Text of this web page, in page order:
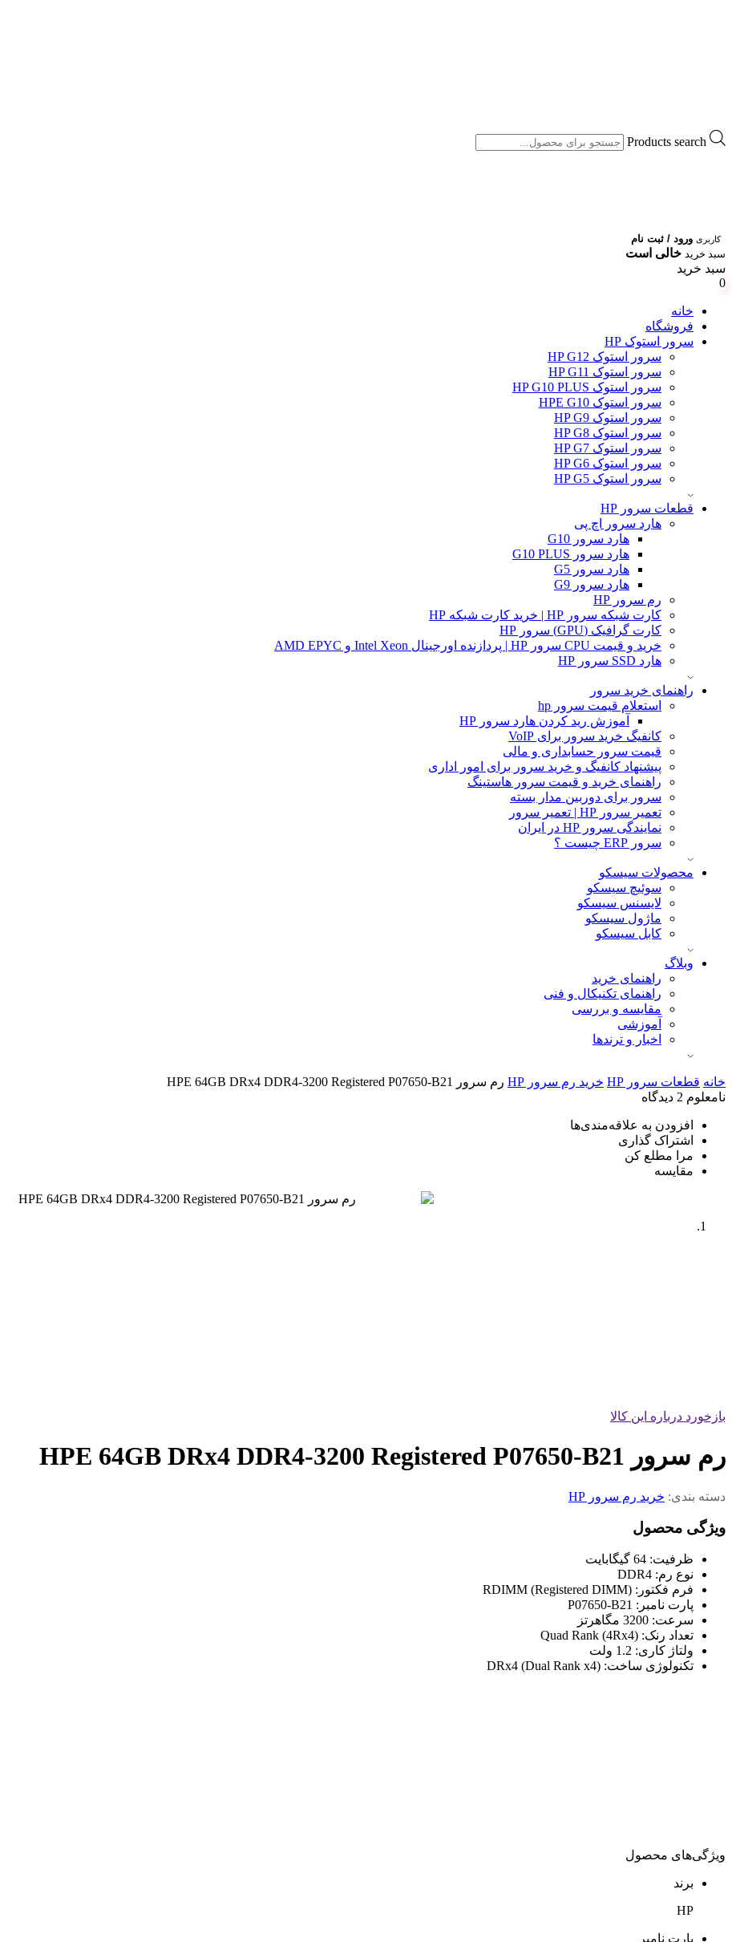
Products search
کاربری ورود / ثبت نام
سبد خرید خالی است
سبد خرید
0
خانه
فروشگاه
سرور استوک HP
سرور استوک HP G12
سرور استوک HP G11
سرور استوک HP G10 PLUS
سرور استوک HPE G10
سرور استوک HP G9
سرور استوک HP G8
سرور استوک HP G7
سرور استوک HP G6
سرور استوک HP G5
قطعات سرور HP
هارد سرور اچ پی
هارد سرور G10
هارد سرور G10 PLUS
هارد سرور G5
هارد سرور G9
رم سرور HP
کارت شبکه سرور HP | خرید کارت شبکه HP
کارت گرافیک (GPU) سرور HP
خرید و قیمت CPU سرور HP | پردازنده اورجینال Intel Xeon و AMD EPYC
هارد SSD سرور HP
راهنمای خرید سرور
استعلام قیمت سرور hp
آموزش ريد كردن هارد سرور HP
کانفیگ خرید سرور برای VoIP
قیمت سرور حسابداری و مالی
پیشنهاد کانفیگ و خرید سرور برای امور اداری
راهنمای خرید و قیمت سرور هاستینگ
سرور برای دوربین مدار بسته
تعمیر سرور HP | تعمیر سرور
نمایندگی سرور HP در ایران
سرور ERP چیست ؟
محصولات سیسکو
سوئیچ سیسکو
لایسنس سیسکو
ماژول سیسکو
کابل سیسکو
وبلاگ
راهنمای خرید
راهنمای تکنیکال و فنی
مقایسه و بررسی
آموزشی
اخبار و ترندها
خانه قطعات سرور HP خرید رم سرور HP
رم سرور HPE 64GB DRx4 DDR4-3200 Registered P07650-B21
نامعلوم 2 دیدگاه
افزودن به علاقه‌مندی‌ها
اشتراک گذاری
مرا مطلع کن
مقایسه
بازخورد درباره این کالا
رم سرور HPE 64GB DRx4 DDR4-3200 Registered P07650-B21
دسته بندی: خرید رم سرور HP
ویژگی محصول
ظرفیت: 64 گیگابایت
نوع رم: DDR4
فرم فکتور: RDIMM (Registered DIMM)
پارت نامبر: P07650-B21
سرعت: 3200 مگاهرتز
تعداد رنک: Quad Rank (4Rx4)
ولتاژ کاری: 1.2 ولت
تکنولوژی ساخت: DRx4 (Dual Rank x4)
ویژگی‌های محصول
برند
HP
پارت نامبر